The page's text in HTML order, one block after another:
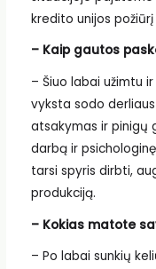
kredito unijos požiūrį
– Kaip gautos
– Šiuo labai užimtu
vyksta sodo
atsakymas ir pinigų
darbą ir
tarsi spyris dirbti,
produkciją.
– Kokias matote
– Po labai sunkių